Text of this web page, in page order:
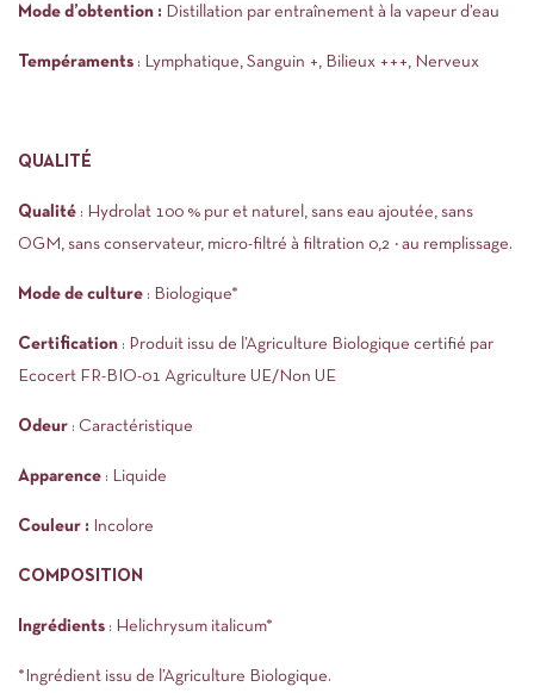
Mode d’obtention : Distillation par entraînement à la vapeur d’eau
Tempéraments : Lymphatique, Sanguin +, Bilieux +++, Nerveux
QUALITÉ
Qualité : Hydrolat 100 % pur et naturel, sans eau ajoutée, sans
OGM, sans conservateur, micro-filtré à filtration 0,2 μ au remplissage.
Mode de culture : Biologique*
Certification : Produit issu de l’Agriculture Biologique certifié par
Ecocert FR-BIO-01 Agriculture UE/Non UE
Odeur : Caractéristique
Apparence : Liquide
Couleur : Incolore
COMPOSITION
Ingrédients : Helichrysum italicum*
*Ingrédient issu de l’Agriculture Biologique.